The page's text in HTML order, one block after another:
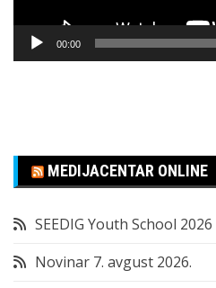
00:00
MEDIJACENTAR ONLINE
SEEDIG Youth School 2026
Novinar 7. avgust 2026.